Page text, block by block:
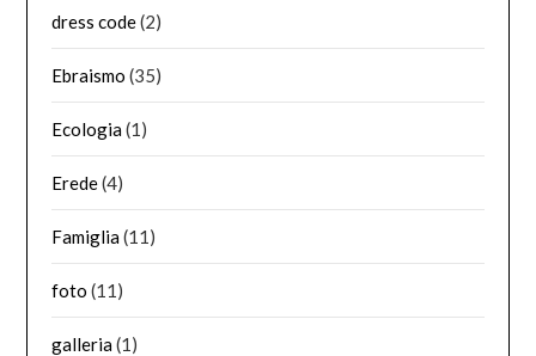
dress code(2)
Ebraismo (35)
Ecologia(1)
Erede(4)
Famiglia(11)
foto (11)
galleria(1)